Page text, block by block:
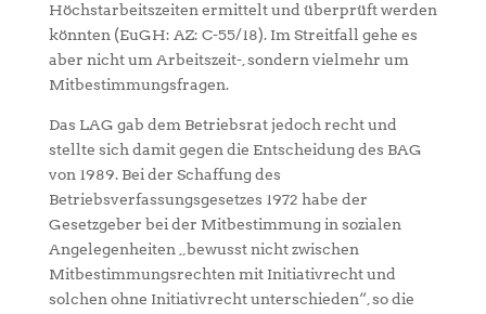
Höchstarbeitszeiten ermittelt und überprüft werden
könnten (EuGH: AZ: C-55/18). Im Streitfall gehe es
aber nicht um Arbeitszeit-, sondern vielmehr um
Mitbestimmungsfragen.
Das LAG gab dem Betriebsrat jedoch recht und
stellte sich damit gegen die Entscheidung des BAG
von 1989. Bei der Schaffung des
Betriebsverfassungsgesetzes 1972 habe der
Gesetzgeber bei der Mitbestimmung in sozialen
Angelegenheiten „bewusst nicht zwischen
Mitbestimmungsrechten mit Initiativrecht und
solchen ohne Initiativrecht unterschieden“, so die